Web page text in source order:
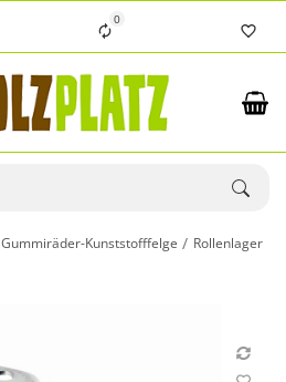
0
Gummiräder-Kunststofffelge
Rollenlager